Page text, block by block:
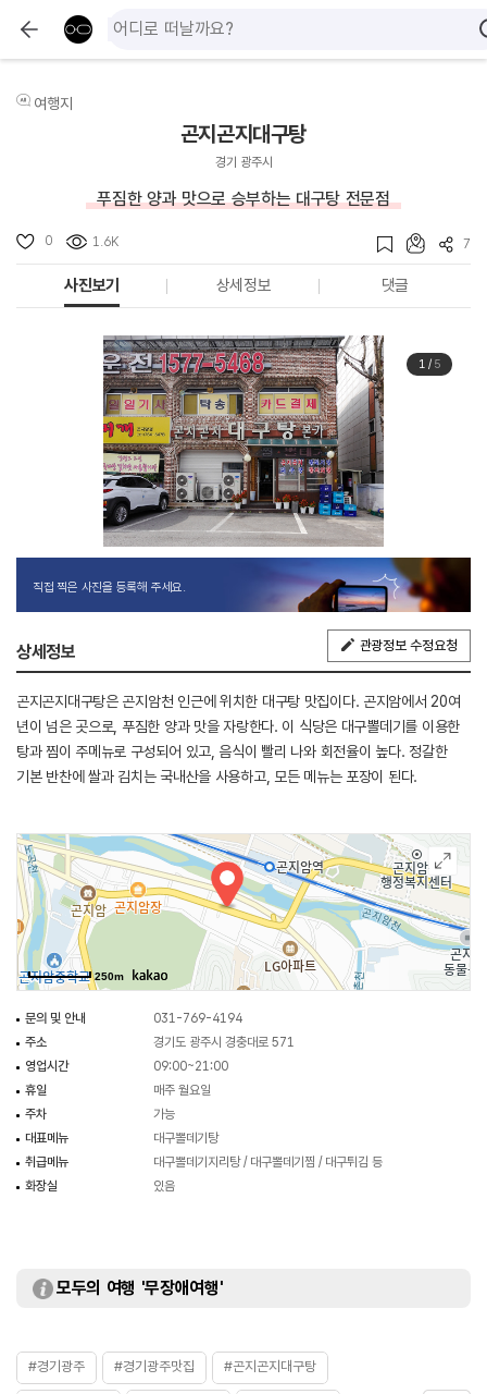
여행지
곤지곤지대구탕
경기 광주시
푸짐한 양과 맛으로 승부하는 대구탕 전문점
0 1.6K 7
사진보기 상세정보 댓글
1/ 5
직접 찍은 사진을 등록해 주세요.
상세정보 관광정보 수정요청
곤지곤지대구탕은 곤지암천 인근에 위치한 대구탕 맛집이다. 곤지암에서 20여
년이 넘은 곳으로, 푸짐한 양과 맛을 자랑한다. 이 식당은 대구뽈데기를 이용한
탕과 찜이 주메뉴로 구성되어 있고, 음식이 빨리 나와 회전율이 높다. 정갈한
기본 반찬에 쌀과 김치는 국내산을 사용하고, 모든 메뉴는 포장이 된다.
250m
문의 및 안내
031-769-4194
주소
경기도 광주시 경충대로 571
영업시간
09:00~21:00
휴일
매주 월요일
주차
가능
대표메뉴
대구뽈데기탕
취급메뉴
대구뽈데기지리탕 / 대구뽈데기찜 / 대구튀김 등
화장실
있음
모두의 여행 '무장애여행'
#경기광주 #경기광주맛집 #곤지곤지대구탕